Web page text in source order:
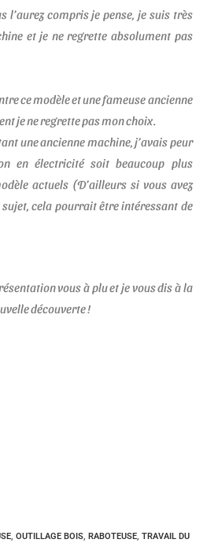
compris je pense, je suis très
etje ne regrette absolument pas
ce modèle et une fameuse ancienne
je ne regrette pas mon choix.
une ancienne machine, j’avais peur
en électricité soit beaucoup plus
actuels (D’ailleurs si vous avez
cela pourrait être intéressant de
vous à plu et je vous dis à la
découverte !
, OUTILLAGE BOIS, RABOTEUSE, TRAVAIL DU